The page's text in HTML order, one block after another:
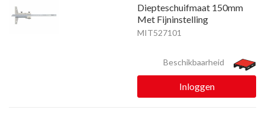
Diepteschuifmaat 150mm
Met Fijninstelling
MIT527101
Beschikbaarheid
Inloggen